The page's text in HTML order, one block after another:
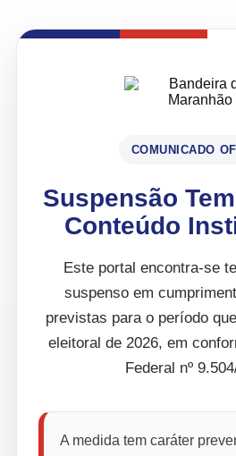
COMUNICADO
Suspensão
Conteúdo
Este portal encontra-se
suspenso em
previstas para o período
eleitoral de 2026, em
Federal nº
A medida tem caráter